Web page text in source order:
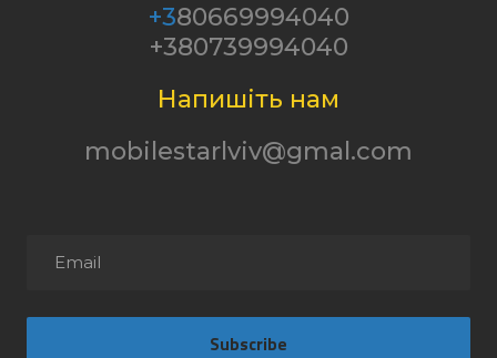
+380669994040
+380739994040
Напишіть нам
mobilestarlviv@gmal.com
Subscribe